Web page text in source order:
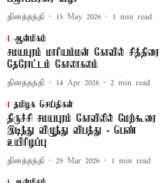
தினத்தந்தி 15 May 2026 1 min read
ஆன்மிகம்
சமயபுரம் மாரியம்மன் கோவில் சித்திரை
தேரோட்டம் கோலாகலம்
தினத்தந்தி 14 Apr 2026 2 min read
தமிழக செய்திகள்
திருச்சி சமயபுரம் கோவிலில் மேற்கூரை
இடிந்து விழுந்து விபத்து - பெண்
உயிரிழப்பு
தினத்தந்தி 29 Mar 2026 1 min read